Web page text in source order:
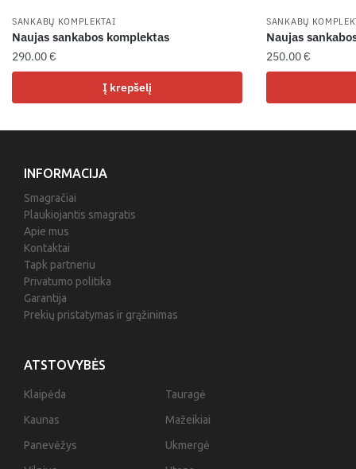
SANKABŲ KOMPLEKTAI
Naujas sankabos komplektas
290.00€
Į krepšelį
SANKABŲ
Naujas
250.00€
ATSTOVYBĖS
Klaipėda
Kaunas
Panevėžys
Tauragė
Mažeikiai
Ukmergė
INFORMACIJA
Smagračiai
Plaukiojantis smagratis
Apie mus
Kontaktai
Tapk partneriu
Privatumo politika
Garantija
Prekių pristatymas ir grąžinimas